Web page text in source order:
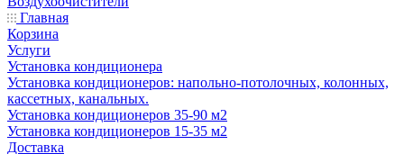
Главная
Корзина
Услуги
Установка кондиционера
Установка кондиционеров: напольно-потолочных, колонных,
кассетных, канальных.
Установка кондиционеров 35-90 м2
Установка кондиционеров 15-35 м2
Доставка